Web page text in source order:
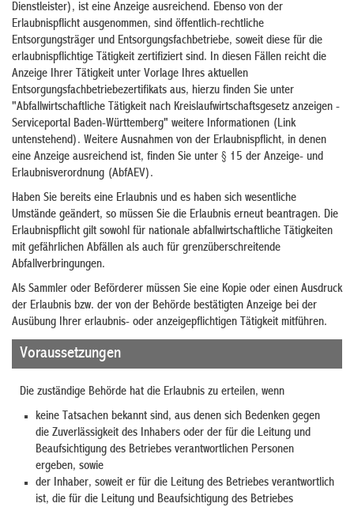
Dienstleister), ist eine Anzeige ausreichend. Ebenso von der
Erlaubnispflicht ausgenommen, sind öffentlich-rechtliche
Entsorgungsträger und Entsorgungsfachbetriebe, soweit diese für die
erlaubnispflichtige Tätigkeit zertifiziert sind. In diesen Fällen reicht die
Anzeige Ihrer Tätigkeit unter Vorlage Ihres aktuellen
Entsorgungsfachbetriebezertifikats aus, hierzu finden Sie unter
"Abfallwirtschaftliche Tätigkeit nach Kreislaufwirtschaftsgesetz anzeigen -
Serviceportal Baden-Württemberg" weitere Informationen (Link
untenstehend). Weitere Ausnahmen von der Erlaubnispflicht, in denen
eine Anzeige ausreichend ist, finden Sie unter § 15 der Anzeige- und
Erlaubnisverordnung (AbfAEV).
Haben Sie bereits eine Erlaubnis und es haben sich wesentliche
Umstände geändert, so müssen Sie die Erlaubnis erneut beantragen. Die
Erlaubnispflicht gilt sowohl für nationale abfallwirtschaftliche Tätigkeiten
mit gefährlichen Abfällen als auch für grenzüberschreitende
Abfallverbringungen.
Als Sammler oder Beförderer müssen Sie eine Kopie oder einen Ausdruck
der Erlaubnis bzw. der von der Behörde bestätigten Anzeige bei der
Ausübung Ihrer erlaubnis- oder anzeigepflichtigen Tätigkeit mitführen.
Voraussetzungen
Die zuständige Behörde hat die Erlaubnis zu erteilen, wenn
keine Tatsachen bekannt sind, aus denen sich Bedenken gegen
die Zuverlässigkeit des Inhabers oder der für die Leitung und
Beaufsichtigung des Betriebes verantwortlichen Personen
ergeben, sowie
der Inhaber, soweit er für die Leitung des Betriebes verantwortlich
ist, die für die Leitung und Beaufsichtigung des Betriebes